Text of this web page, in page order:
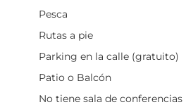
Pesca
Rutas a pie
Parking en la calle (gratuito)
Patio o Balcón
No tiene sala de conferencias